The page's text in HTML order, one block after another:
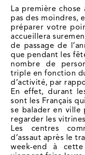
La première
pas des moindres,
préparer votre
accueillera
de passage de
que pendant les
nombre de
triple en fonction
d’activité, par
En effet, durant
sont les Français
se balader en ville
regarder les
Les centres
d’assaut après le
week-end à